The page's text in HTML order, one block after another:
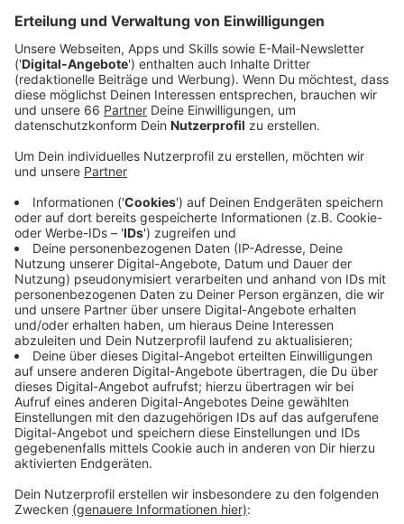
demBernd-und-Hilla-Becher-Preisausgezeichnet.
Den dazugehörigen Förderpreis erhält die
Künstlerin Farah Al Qasimi.
Veröffentlicht:Dienstag, 03.06.2025 13:12
Anzeige
Preisverleihung und Ausstellung
Anzeige
Mit dem Preis werden Persönlichkeiten augezeichnet,
die sich in der Fotografie besonders verdient gemacht
haben, so steht es in einer Mitteiltung der Stadt
Düsseldorf. Dotiert ist der Bernd-und-Hilla-Becher-
Preis mit 15.000 Euro - der Förderpreis mit 5.000 Euro.
Im Rahmen der Preisverleihung findet bis Freitag (6.
Juni 2025) die Bernd-und-Hilla-Becher-Preis-Woche
statt - mit Führungen, Vorträgen und auch Filmen im
Filmmuseum. Die Werke der Preisträgerinnen können
wir uns ab Freitag (6. Juni 2025) anschauen: Sie werden